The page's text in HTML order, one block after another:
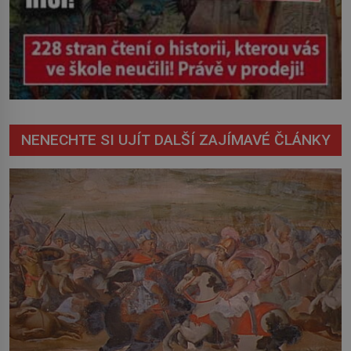
NENECHTE SI UJÍT DALŠÍ ZAJÍMAVÉ ČLÁNKY